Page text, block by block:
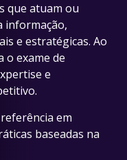
que atuam ou
informação,
e estratégicas. Ao
o exame de
e
em
baseadas na